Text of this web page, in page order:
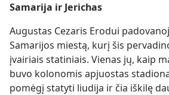
Samarija ir Jerichas
Augustas Cezaris Erodui
Samarijos miestą, kurį šis
įvairiais statiniais. Vienas jų, kaip
buvo kolonomis apjuostas
pomėgį statyti liudija ir čia iškilę